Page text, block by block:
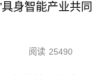
具身智能产业共同
阅读 25490